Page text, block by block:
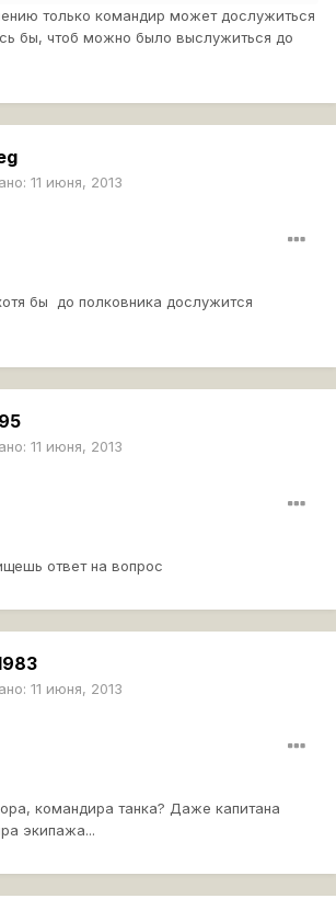
только командир может дослужиться
бы, чтоб можно было выслужиться до
11 июня, 2013
бы до полковника дослужится
11 июня, 2013
ответ на вопрос
11 июня, 2013
командира танка? Даже капитана
экипажа...